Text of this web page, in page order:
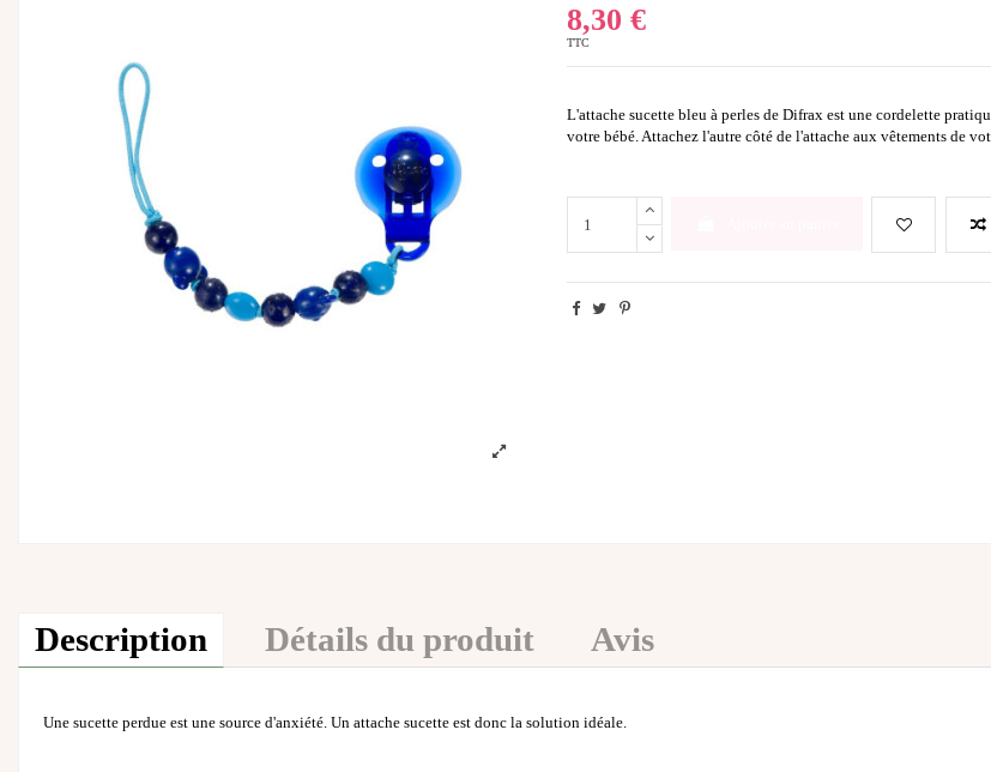
8,30 €
TTC
L'attache sucette bleu à perles de Difrax est une cordelette
votre bébé. Attachez l'autre côté de l'attache aux vêtements de
Description Détails du produit Avis
Une sucette perdue est une source d'anxiété. Un attache sucette est donc la solution idéale.